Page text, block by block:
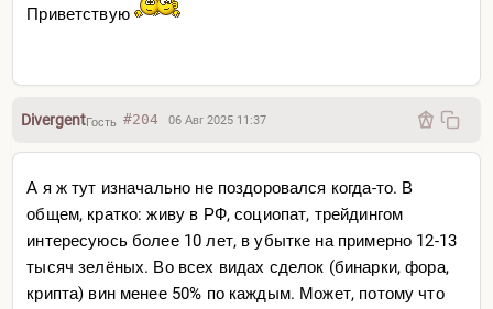
Приветствую
DivergentГость #204 06 Авг 2025 11:37
А я ж тут изначально не поздоровался когда-то. В
общем, кратко: живу в РФ, социопат, трейдингом
интересуюсь более 10 лет, в убытке на примерно 12-13
тысяч зелёных. Во всех видах сделок (бинарки, фора,
крипта) вин менее 50% по каждым. Может, потому что